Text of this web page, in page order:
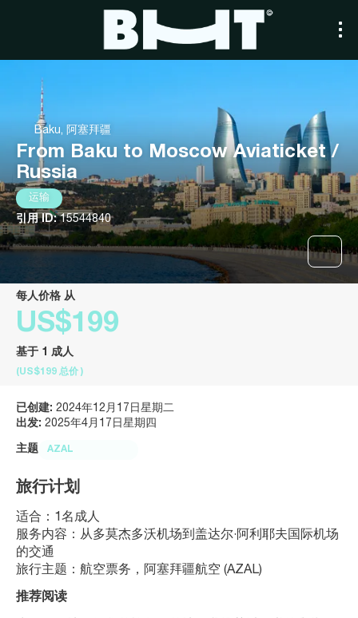
Baku, 阿塞拜疆
From Baku to Moscow Aviaticket /
Russia
运输
引用 ID:15544840
每人价格 从
US$199
基于 1 成人
(US$199 总价 )
已创建: 2024年12月17日星期二
出发: 2025年4月17日星期四
主题 AZAL
旅行计划
适合：1名成人
服务内容：从多莫杰多沃机场到盖达尔·阿利耶夫国际机场
的交通
旅行主题：航空票务，阿塞拜疆航空 (AZAL)
推荐阅读